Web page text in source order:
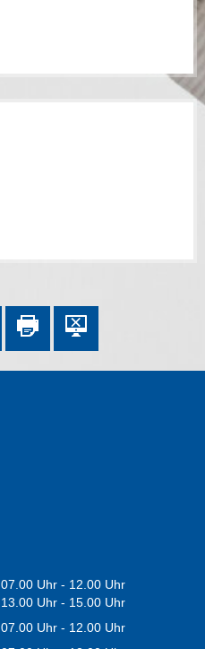
07.00 Uhr - 12.00 Uhr
13.00 Uhr - 15.00 Uhr
07.00 Uhr - 12.00 Uhr